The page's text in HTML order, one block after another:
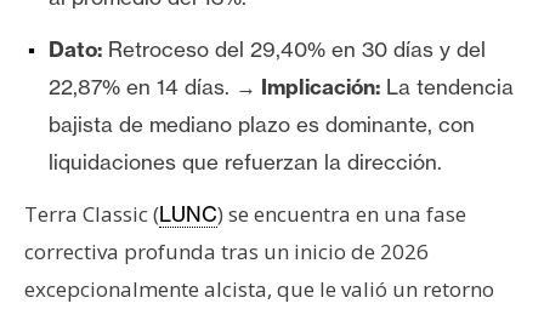
C
o
t
a
c
o
y
P
Dato: Retroceso del 29,40% en 30 días y del
22,87% en 14 días. → Implicación: La tendencia
bajista de mediano plazo es dominante, con
liquidaciones que refuerzan la dirección.
Terra Classic (LUNC) se encuentra en una fase
correctiva profunda tras un inicio de 2026
excepcionalmente alcista, que le valió un retorno